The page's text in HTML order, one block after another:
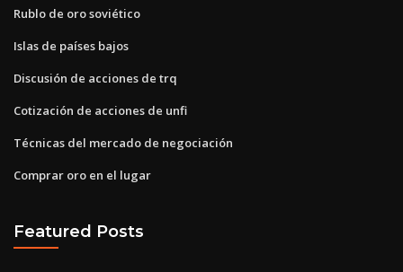
Rublo de oro soviético
Islas de países bajos
Discusión de acciones de trq
Cotización de acciones de unfi
Técnicas del mercado de negociación
Comprar oro en el lugar
Featured Posts